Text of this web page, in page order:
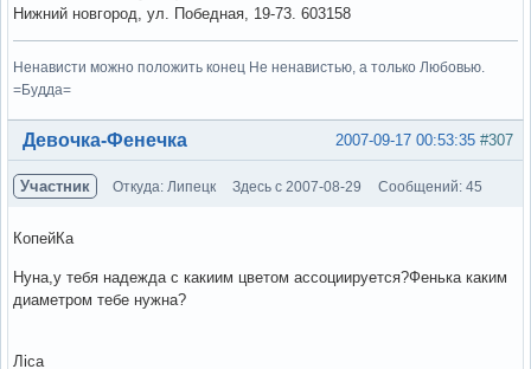
Нижний новгород, ул. Победная, 19-73. 603158
Ненависти можно положить конец Не ненавистью, а только Любовью.
=Будда=
Вне форума #307
2007-09-17 00:53:35
Девочка-Фенечка
Участник Откуда: Липецк Здесь с 2007-08-29 Сообщений: 45
КопейКа
Нуна,у тебя надежда с какиим цветом ассоциируется?Фенька каким
диаметром тебе нужна?
Ліса